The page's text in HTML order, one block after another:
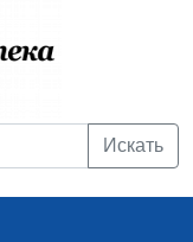
Искать